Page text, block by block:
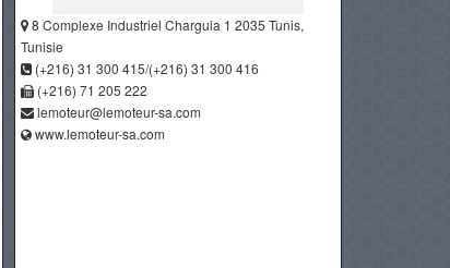
8 Complexe Industriel Charguia 1 2035 Tunis,
Tunisie
(+216) 31 300 415/(+216) 31 300 416
(+216) 71 205 222
lemoteur@lemoteur-sa.com
www.lemoteur-sa.com